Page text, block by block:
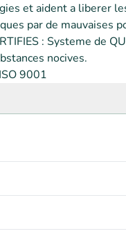
et aident a liberer
par de mauvaises
: Systeme de
nocives.
9001